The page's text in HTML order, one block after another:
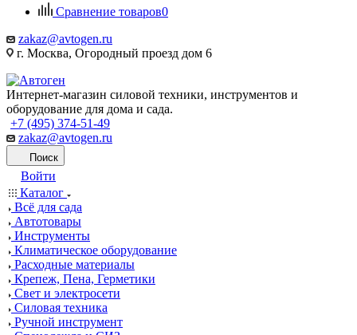
Сравнение товаров0
zakaz@avtogen.ru
г. Москва, Огородный проезд дом 6
Интернет-магазин силовой техники, инструментов и
оборудование для дома и сада.
+7 (495) 374-51-49
zakaz@avtogen.ru
Поиск
Войти
Каталог
Всё для сада
Автотовары
Инструменты
Климатическое оборудование
Расходные материалы
Крепеж, Пена, Герметики
Свет и электросети
Силовая техника
Ручной инструмент